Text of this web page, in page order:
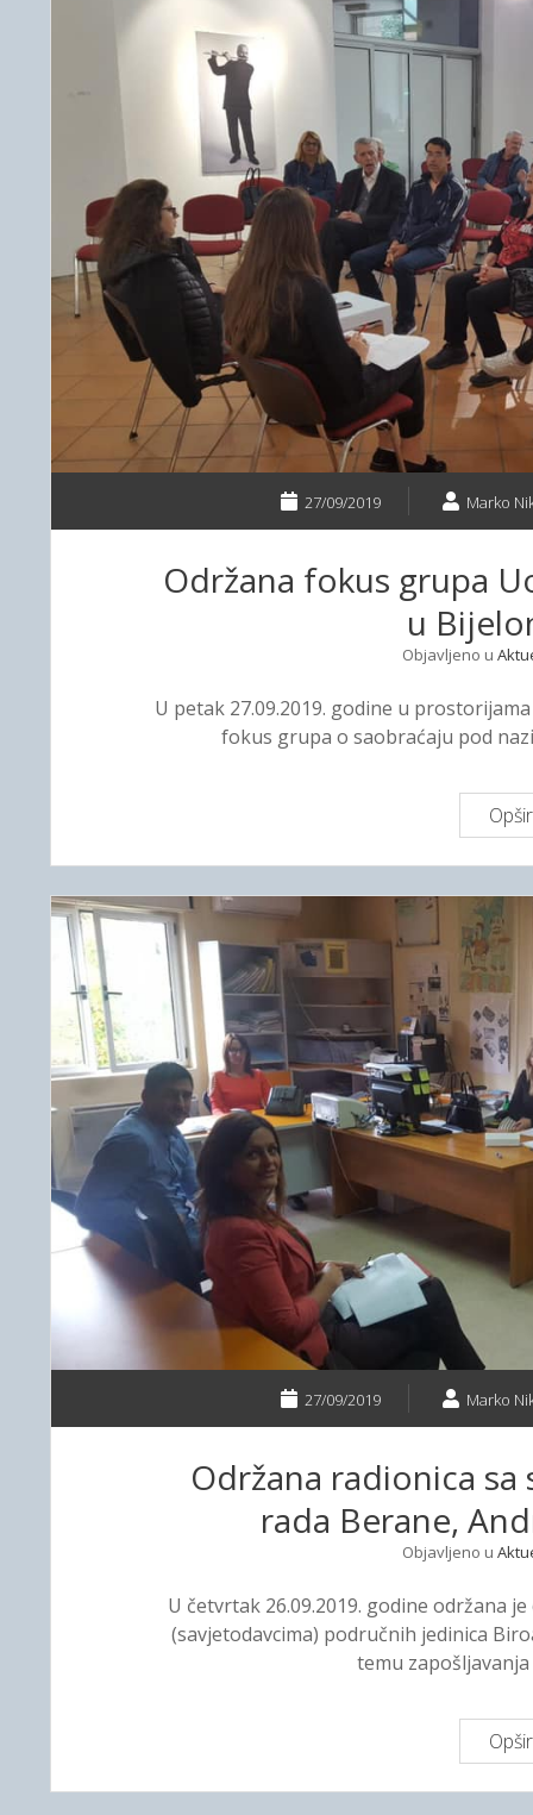
27/09/2019 Marko
Održana fokus grupa
u
Objavljeno u
U petak 27.09.2019. godine u
fokus grupa o saobraćaju pod
27/09/2019 Marko
Održana radionica
rada Berane,
Objavljeno u
U četvrtak 26.09.2019. godine održana
(savjetodavcima) područnih jedinica
temu